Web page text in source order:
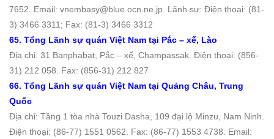
7652. Email: vnembasy@blue.ocn.ne.jp. Lãnh sự: Điện thoại: (81-
3) 3466 3311; Fax: (81-3) 3466 3312
65. Tổng Lãnh sự quán Việt Nam tại Pắc – xế, Lào
Địa chỉ: 31 Banphabạt, Pắc – xế, Champassak. Ðiện thoại: (856-
31) 212 058. Fax: (856-31) 212 827
66. Tổng Lãnh sự quán Việt Nam tại Quảng Châu, Trung
Quốc
Địa chỉ: Tầng 1 tòa nhà Touzi Dasha, 109 đại lộ Minzu, Nam Ninh.
Ðiện thoại: (86-77) 1551 0562. Fax: (86-77) 1553 4738. Email: